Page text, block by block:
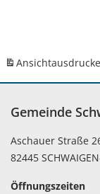
Ansicht
Gemeinde
Aschauer Straße
82445
Öffnungszeiten